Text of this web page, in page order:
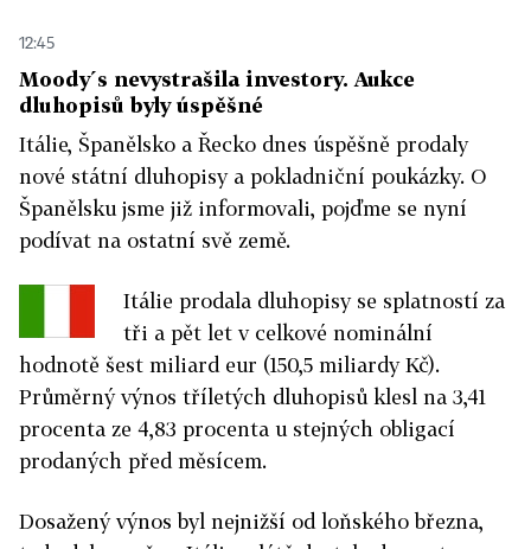
12:45
Moody´s nevystrašila investory. Aukce
dluhopisů byly úspěšné
Itálie, Španělsko a Řecko dnes úspěšně prodaly
nové státní dluhopisy a pokladniční poukázky. O
Španělsku jsme již informovali, pojďme se nyní
podívat na ostatní svě země.
Itálie prodala dluhopisy se splatností za
tři a pět let v celkové nominální
hodnotě šest miliard eur (150,5 miliardy Kč).
Průměrný výnos tříletých dluhopisů klesl na 3,41
procenta ze 4,83 procenta u stejných obligací
prodaných před měsícem.
Dosažený výnos byl nejnižší od loňského března,